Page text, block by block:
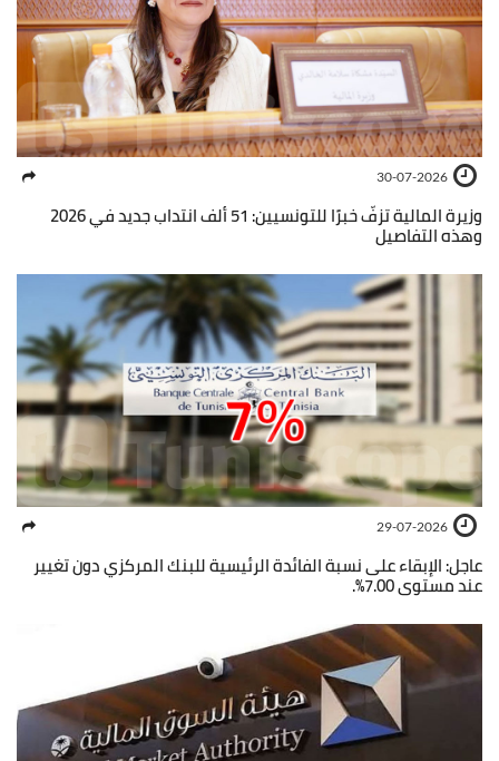
30-07-2026
وزيرة المالية تزفّ خبرًا للتونسيين: 51 ألف انتداب جديد في 2026
وهذه التفاصيل
29-07-2026
عاجل: الإبقاء على نسبة الفائدة الرئيسية للبنك المركزي دون تغيير
عند مستوى 7.00%.